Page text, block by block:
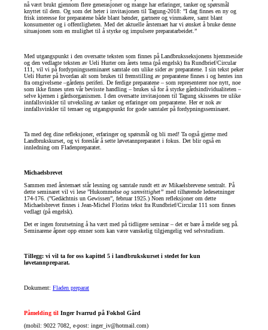
nå vært brukt gjennom flere generasjoner og mange har erfaringer, tanker og spørsmål
knyttet til dem. Og som det heter i invitasjonen til Tagung-2018: ”I dag finnes en ny og
frisk interesse for preparatene både blant bønder, gartnere og vinmakere, samt blant
konsumenter og i offentligheten. Med det aktuelle årstemaet har vi ønsket å bruke denne
situasjonen som en mulighet til å styrke og impulsere preparatarbeidet.”
Med utgangspunkt i den oversatte teksten som finnes på Landbruksseksjonens hjemmeside
og den vedlagte teksten av Ueli Hurter om årets tema (på engelsk) fra Rundbrief/Circular
111, vil vi på fordypningsseminaret samtale om ulike sider av preparatene. I sin tekst peker
Ueli Hurter på hvordan alt som brukes til fremstilling av preparatene finnes i og hentes inn
fra omgivelsene –gårdens periferi. De ferdige preparatene – som representerer noe nytt, noe
som ikke finnes uten vår bevisste handling – brukes så for å styrke gårdsindividualiteten –
selve kjernen i gårdsorganismen. I den oversatte invitasjonen til Tagung skisseres tre ulike
innfallsvinkler til utveksling av tanker og erfaringer om preparatene. Her er nok av
innfallsvinkler til temaer og utgangspunkt for gode samtaler på fordypningsseminaret.
Ta med deg dine refleksjoner, erfaringer og spørsmål og bli med! Ta også gjerne med
Landbrukskurset, og vi foreslår å sette løvetannpreparatet i fokus. Det blir også en
innledning om Fladenpreparatet.
Michaelsbrevet
Sammen med årstemaet står lesning og samtale rundt ett av Mikaelsbrevene sentralt. På
dette seminaret vil vi lese ”Hukommelse og samvittighet” med tilhørende ledesetninger
174-176. (”Gedächtnis un Gewissen”, februar 1925.) Noen refleksjoner om dette
Michaelsbrevet finnes i Jean-Michel Florins tekst fra Rundbrief/Circular 111 som finnes
vedlagt (på engelsk).
Det er ingen forutsetning å ha vært med på tidligere seminar – det er bare å melde seg på.
Seminarene åpner opp emner som kan være vanskelig tilgjengelig ved selvstudium.
Tillegg: vi vil ta for oss kapittel 5 i landbrukskurset i stedet for kun
løvetannpreparat.
Dokument: Fladen preparat
Påmelding til Inger Ivarrud på Fokhol Gård
(mobil: 9022 7082, e-post: inger_iv@hotmail.com)